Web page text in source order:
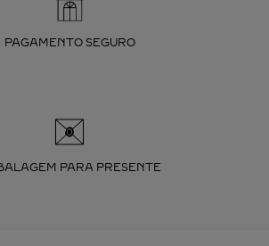
PAGAMENTO SEGURO
PARA PRESENTE